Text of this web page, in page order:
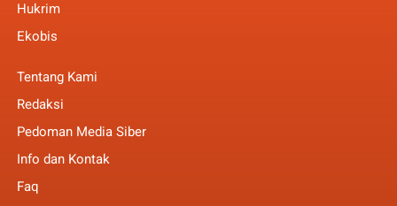
Hukrim
Ekobis
Tentang Kami
Redaksi
Pedoman Media Siber
Info dan Kontak
Faq